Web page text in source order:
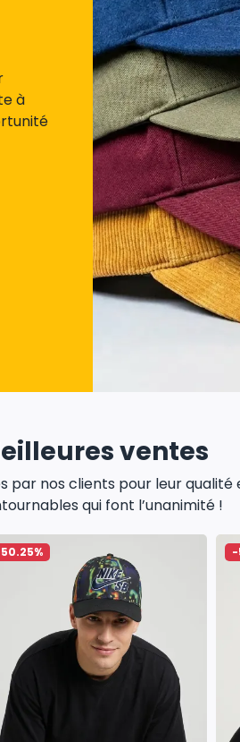
à
ventes
par nos clients pour leur
qui font l’unanimité !
-